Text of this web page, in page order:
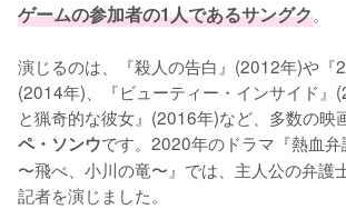
ゲームの参加者の1人であるサングク。
演じるのは、『殺人の告白』(2012年)や『
(2014年)、『ビューティー・インサイド』
と猟奇的な彼女』(2016年)など、多数の映
ペ・ソンウです。2020年のドラマ『熱血
〜飛べ、小川の竜〜』では、主人公の弁護
記者を演じました。